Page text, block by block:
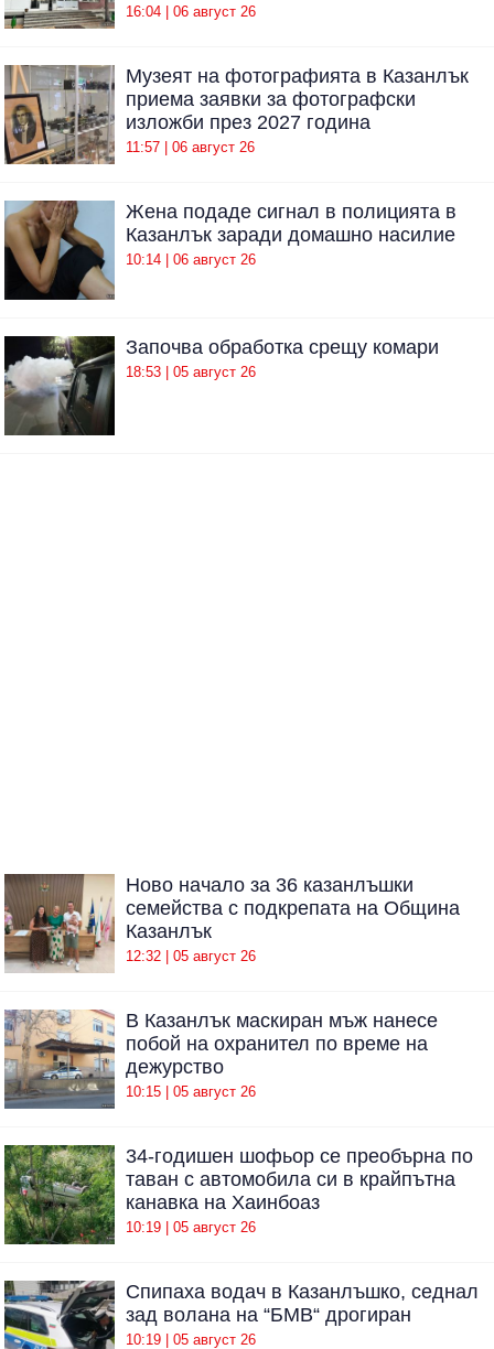
16:04 | 06 август 26
Музеят на фотографията в Казанлък
приема заявки за фотографски
изложби през 2027 година
11:57 | 06 август 26
Жена подаде сигнал в полицията в
Казанлък заради домашно насилие
10:14 | 06 август 26
Започва обработка срещу комари
18:53 | 05 август 26
Ново начало за 36 казанлъшки
семейства с подкрепата на Община
Казанлък
12:32 | 05 август 26
В Казанлък маскиран мъж нанесе
побой на охранител по време на
дежурство
10:15 | 05 август 26
34-годишен шофьор се преобърна по
таван с автомобила си в крайпътна
канавка на Хаинбоаз
10:19 | 05 август 26
Спипаха водач в Казанлъшко, седнал
зад волана на “БМВ“ дрогиран
10:19 | 05 август 26